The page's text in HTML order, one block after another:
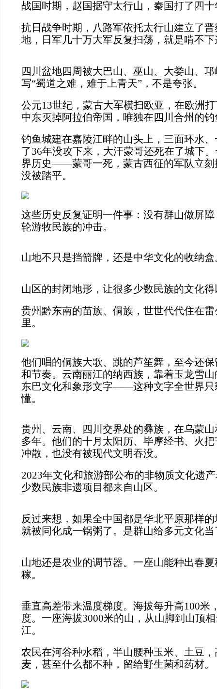
战国时期，赵国据守太行山，秦国打了四
抗日战争时期，八路军依托太行山建立了
地，日军几十万大军反复扫荡，就是啃不
四川盆地四周被大巴山、巫山、大娄山、
写“蜀道之难，难于上青天”，不是夸张。
公元13世纪，蒙古大军横扫欧亚，在欧洲
中东灭掉阿拉伯帝国，唯独在四川合州的
钓鱼城建在嘉陵江畔的山头上，三面环水
了36年没攻下来，大汗蒙哥还死在了城下
界历史——蒙哥一死，蒙古西征的军队立刻
没被踏平。
这些历史反复证明一件事：没有群山做屏
轮游牧民族的冲击。
山地不只是挡箭牌，还是中华文化的收纳盒
山区的封闭地形，让很多少数民族的文化
贵州黔东南的苗族、侗族，世世代代住在
里。
他们唱的侗族大歌、跳的芦笙舞，至今还
和节奏。云南丽江的纳西族，靠着玉龙雪
东巴文化和象形文字——这种文字全世界只
懂。
贵州、云南、四川交界处的彝族，在乌蒙
多年。他们的十月太阳历、毕摩经书、火
冲散，也没有被现代文明吞没。
2023年文化和旅游部公布的非物质文化遗
少数民族非遗项目都来自山区。
反过来想，如果全中国都是华北平原那样
就被同化成一锅粥了。是群山给多元文化
山地还是农业的调节器。一座山能种出春
稼。
垂直高差带来温度梯度。海拔每升高100米
度。一座海拔3000米的山，从山脚到山顶
江。
农民在河谷种水稻，半山腰种玉米、土豆
麦，甚至什么都不种，留给野生菌和药材。